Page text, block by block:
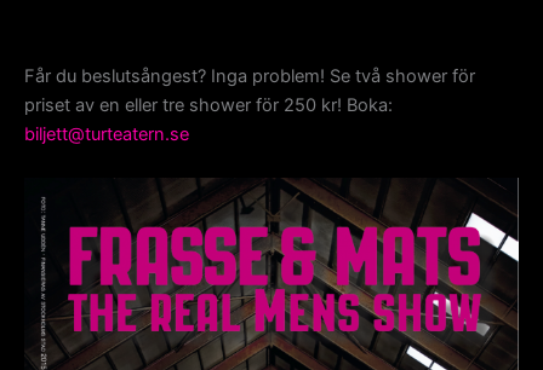
Får du beslutsångest? Inga problem! Se två shower för
priset av en eller tre shower för 250 kr! Boka:
biljett@turteatern.se